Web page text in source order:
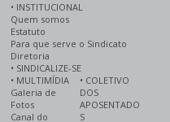
• INSTITUCIONAL
Quem somos
Estatuto
Para que serve o Sindicato
Diretoria
• SINDICALIZE-SE
• MULTIMÍDIA
Galeria de
Fotos
Canal do
• COLETIVO
DOS
APOSENTADO
S